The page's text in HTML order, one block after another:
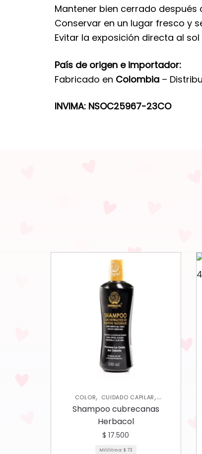
Mantener bien cerrado después
Conservar en un lugar fresco y
Evitar la exposición directa al
País de origen e importador:
Fabricado en Colombia–
INVIMA: NSOC25967-23CO
COLOR, CUIDADO CAPILAR,
SHAMPOOS Y ACONDICIONADORES
Shampoo cubrecanas
Herbacol
$ 17.500
Mililitro a:$ 73